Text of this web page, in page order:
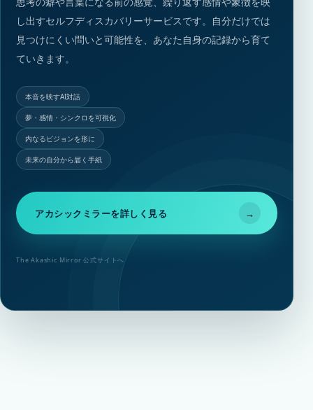
し出すセルフディスカバリーサービスです。自分だけでは
見つけにくい問いと可能性を、あなた自身の記録から育て
ていきます。
本音を映すAI対話
夢・感情・シンクロを可視化
内なるビジョンを形に
未来の自分から届く手紙
アカシックミラーを詳しく見る →
The Akashic Mirror 公式サイトへ